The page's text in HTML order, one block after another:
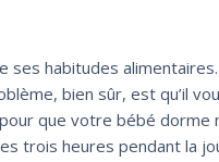
habitudes alimentaires.
bien sûr, est qu’il
que votre bébé dorme
trois heures pendant la